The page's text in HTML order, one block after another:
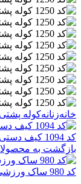
خانهزنانهکوله پشتی
کد 1094 کیف دستی زنانه جلو آویز
بازگشت به
کد 980 ساک ورزشی آندرامور